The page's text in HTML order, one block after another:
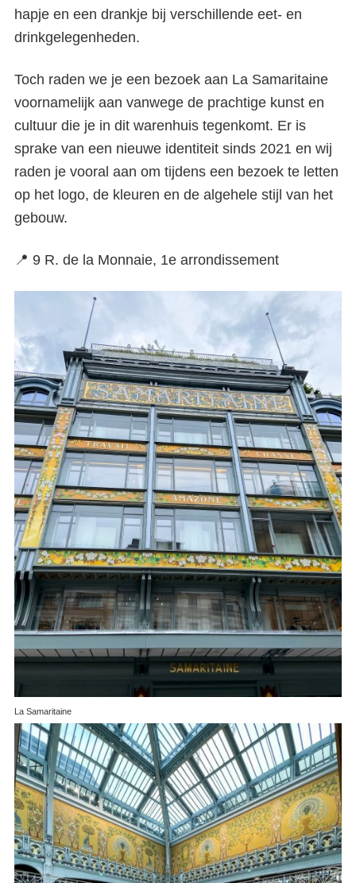
hapje en een drankje bij verschillende eet- en
drinkgelegenheden.
Toch raden we je een bezoek aan La Samaritaine
voornamelijk aan vanwege de prachtige kunst en
cultuur die je in dit warenhuis tegenkomt. Er is
sprake van een nieuwe identiteit sinds 2021 en wij
raden je vooral aan om tijdens een bezoek te letten
op het logo, de kleuren en de algehele stijl van het
gebouw.
📍 9 R. de la Monnaie, 1e arrondissement
La Samaritaine